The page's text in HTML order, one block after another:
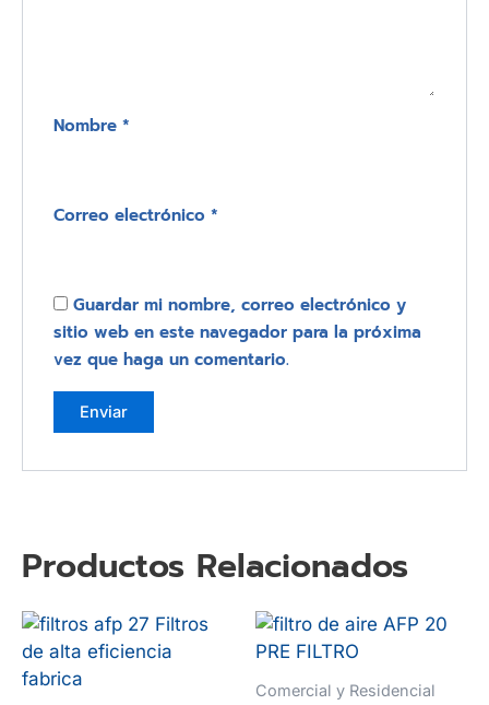
Nombre*
Correo electrónico*
Guardar mi nombre, correo electrónico y
sitio web en este navegador para la próxima
vez que haga un comentario.
Productos Relacionados
Comercial y Residencial